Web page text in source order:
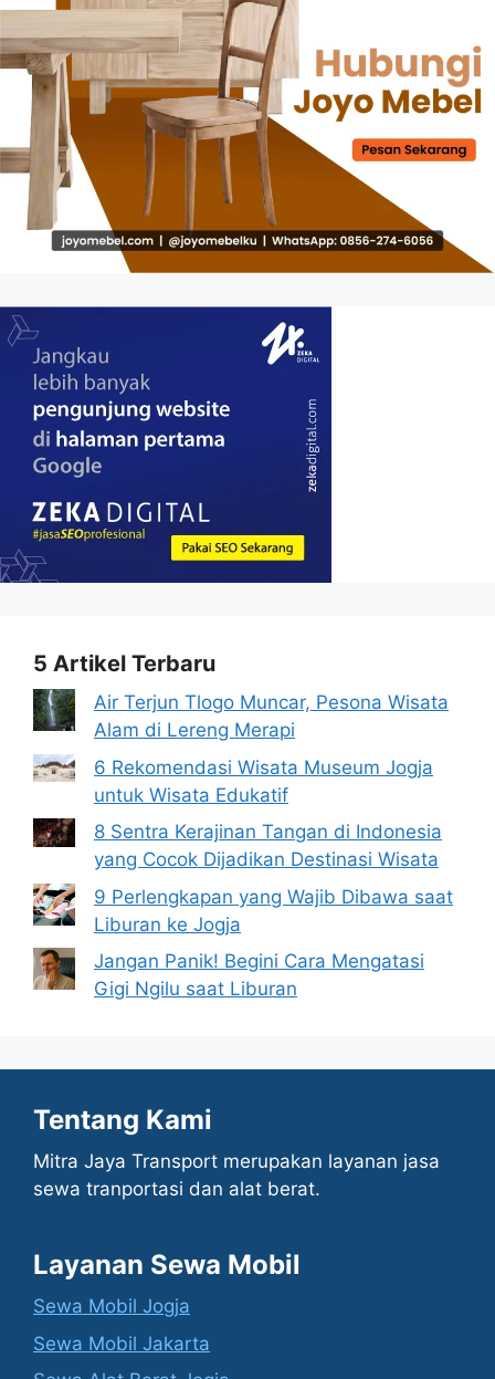
5 Artikel Terbaru
Air Terjun Tlogo Muncar, Pesona Wisata
Alam di Lereng Merapi
6 Rekomendasi Wisata Museum Jogja
untuk Wisata Edukatif
8 Sentra Kerajinan Tangan di Indonesia
yang Cocok Dijadikan Destinasi Wisata
9 Perlengkapan yang Wajib Dibawa saat
Liburan ke Jogja
Jangan Panik! Begini Cara Mengatasi
Gigi Ngilu saat Liburan
Tentang Kami
Mitra Jaya Transport merupakan layanan jasa
sewa tranportasi dan alat berat.
Layanan Sewa Mobil
Sewa Mobil Jogja
Sewa Mobil Jakarta